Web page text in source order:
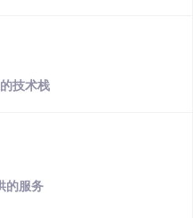
技术栈
的服务